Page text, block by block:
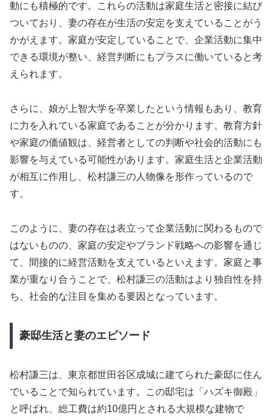
動にも積極的です。これらの活動は家庭生活と密接に結び
ついており、妻の存在が生活の安定を支えていることがう
かがえます。家庭が安定していることで、企業活動に集中
できる環境が整い、経営判断にもプラスに働いていると考
えられます。
さらに、娘が上智大学を卒業したという情報もあり、教育
に力を入れている家庭であることが分かります。教育方針
や家庭の価値観は、経営者としての判断や社会的活動にも
影響を与えている可能性があります。家庭生活と企業活動
が相互に作用し、松村謙三の人物像を形作っているので
す。
このように、妻の存在は表立って企業活動に関わるもので
はないものの、家庭の安定やブランド戦略への影響を通じ
て、間接的に経営活動を支えているといえます。家庭と事
業が重なり合うことで、松村謙三の活動はより独自性を持
ち、社会的な注目を集める要因となっています。
豪邸生活と妻のエピソード
松村謙三は、東京都世田谷区成城に建てられた豪邸に住ん
でいることで知られています。この邸宅は「ハズキ御殿」
と呼ばれ、総工費は約10億円とされる大規模な建物で